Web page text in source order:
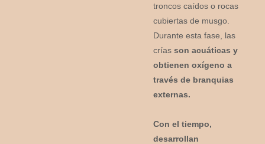
troncos caídos o rocas
cubiertas de musgo.
Durante esta fase, las
crías son acuáticas y
obtienen oxígeno a
través de branquias
externas.
Con el tiempo,
desarrollan